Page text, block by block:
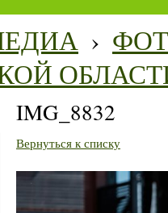
›
IMG_8832
Вернуться к списку